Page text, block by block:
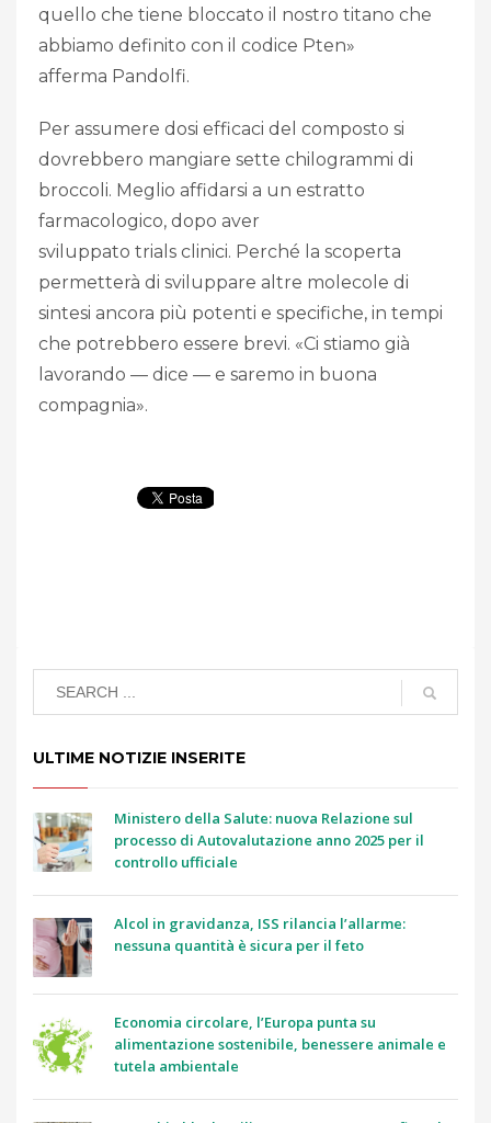
quello che tiene bloccato il nostro titano che
abbiamo definito con il codice Pten»
afferma Pandolfi.
Per assumere dosi efficaci del composto si
dovrebbero mangiare sette chilogrammi di
broccoli. Meglio affidarsi a un estratto
farmacologico, dopo aver
sviluppato trials clinici. Perché la scoperta
permetterà di sviluppare altre molecole di
sintesi ancora più potenti e specifiche, in tempi
che potrebbero essere brevi. «Ci stiamo già
lavorando — dice — e saremo in buona
compagnia».
ULTIME NOTIZIE INSERITE
Ministero della Salute: nuova Relazione sul
processo di Autovalutazione anno 2025 per il
controllo ufficiale
Alcol in gravidanza, ISS rilancia l’allarme:
nessuna quantità è sicura per il feto
Economia circolare, l’Europa punta su
alimentazione sostenibile, benessere animale e
tutela ambientale